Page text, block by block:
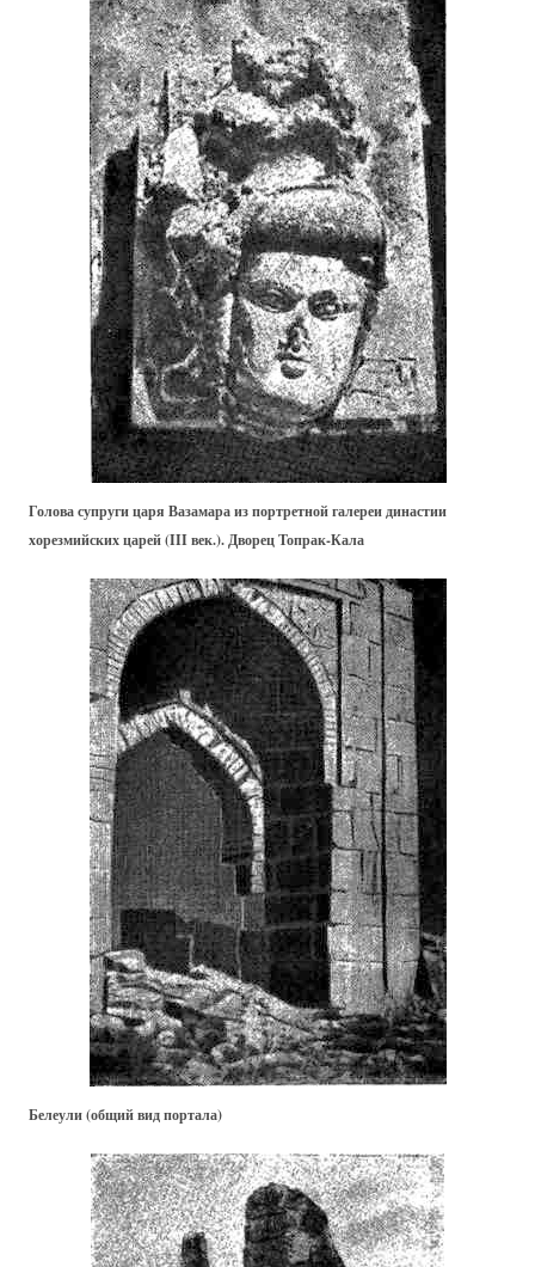
Голова супруги царя Вазамара из портретной галереи династии
хорезмийских царей (III век.). Дворец Топрак-Кала
Белеули (общий вид портала)